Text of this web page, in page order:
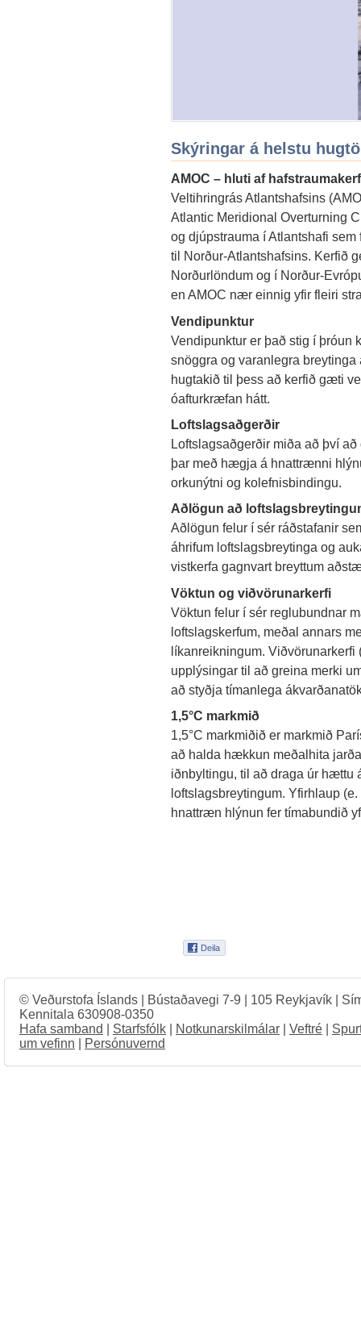
Skýringar á helstu
AMOC – hluti af
Veltihringrás Atlantshafsins
Atlantic Meridional Overturning
og djúpstrauma í Atlantshafi
til Norður-Atlantshafsins. Kerfið
Norðurlöndum og í Norður-
en AMOC nær einnig yfir fleiri
Vendipunktur
Vendipunktur er það stig í þróun
snöggra og varanlegra
hugtakið til þess að kerfið gæti
óafturkræfan hátt.
Loftslagsaðgerðir
Loftslagsaðgerðir miða að því
þar með hægja á hnattrænni
orkunýtni og kolefnisbindingu.
Aðlögun að
Aðlögun felur í sér ráðstafanir
áhrifum loftslagsbreytinga og
vistkerfa gagnvart breyttum
Vöktun og viðvörunarkerfi
Vöktun felur í sér reglubundnar
loftslagskerfum, meðal annars
líkanreikningum. Viðvörunarkerfi
upplýsingar til að greina merki
að styðja tímanlega
1,5°C markmið
1,5°C markmiðið er markmið
að halda hækkun meðalhita
iðnbyltingu, til að draga úr hættu
loftslagsbreytingum. Yfirhlaup (e.
hnattræn hlýnun fer tímabundið
© Veðurstofa Íslands | Bústaðavegi 7-9 | 105 Reykjavík |
Kennitala 630908-0350
Hafa samband
Starfsfólk Notkunarskilmálar Veftré
um vefinn
Persónuvernd